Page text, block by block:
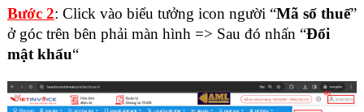
Bước 2: Click vào biểu tưởng icon người “Mã số thuế”
ở góc trên bên phải màn hình => Sau đó nhấn “Đổi
mật khẩu“